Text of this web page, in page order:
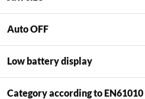
Auto OFF
Low battery display
Category according to EN61010